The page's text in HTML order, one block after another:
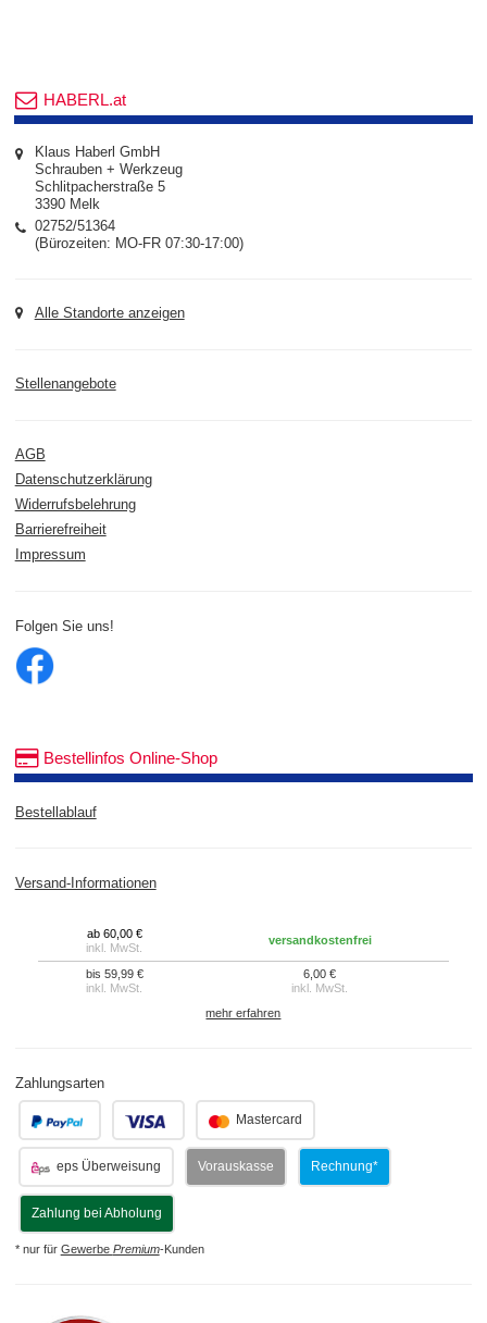
HABERL.at
Klaus Haberl GmbH
Schrauben + Werkzeug
Schlitpacherstraße 5
3390 Melk
02752/51364
(Bürozeiten: MO-FR 07:30-17:00)
Alle Standorte anzeigen
Stellenangebote
AGB
Datenschutzerklärung
Widerrufsbelehrung
Barrierefreiheit
Impressum
Folgen Sie uns!
Bestellinfos Online-Shop
Bestellablauf
Versand-Informationen
ab 60,00 €
inkl. MwSt.
versandkostenfrei
bis 59,99 €
inkl. MwSt.
6,00 €
inkl. MwSt.
mehr erfahren
Zahlungsarten
Mastercard
eps Überweisung Vorauskasse Rechnung*
Zahlung bei Abholung
* nur für Gewerbe Premium-Kunden